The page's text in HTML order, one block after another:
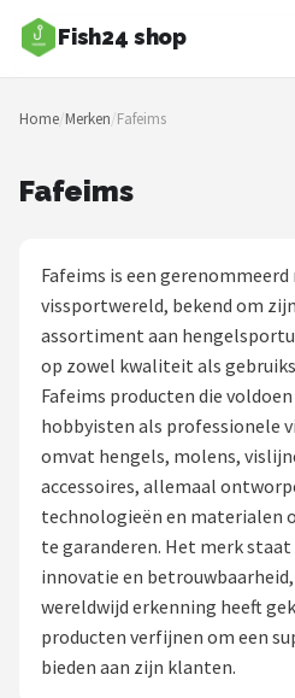
Fish24 shop
Zoeken
NAVIGATIE
Blog
Hengelsoorten
Hengels
Molens
Dobbers
Kunstaas
Shop
Home/Merken/Fafeims
Fafeims
Fafeims is een
vissportwereld, bekend om
assortiment aan
op zowel kwaliteit als
Fafeims producten die
hobbyisten als professionele
omvat hengels, molens,
accessoires, allemaal
technologieën en materialen
te garanderen. Het merk
innovatie en
wereldwijd erkenning heeft
producten verfijnen om een
bieden aan zijn klanten.